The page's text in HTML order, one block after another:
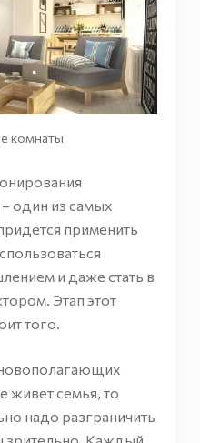
комнаты
один из самых
применить
и даже стать в
Этап этот
того.
живет семья, то
надо разграничить
зрительно. Каждый